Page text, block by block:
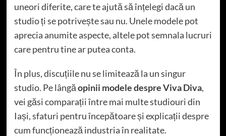
uneori diferite, care te ajută să înțelegi dacă un
studio ți se potrivește sau nu. Unele modele pot
aprecia anumite aspecte, altele pot semnala lucruri
care pentru tine ar putea conta.
În plus, discuțiile nu se limitează la un singur
studio. Pe lângăopinii modele despre Viva Diva,
vei găsi comparații între mai multe studiouri din
Iași, sfaturi pentru începătoare și explicații despre
cum funcționează industria în realitate.